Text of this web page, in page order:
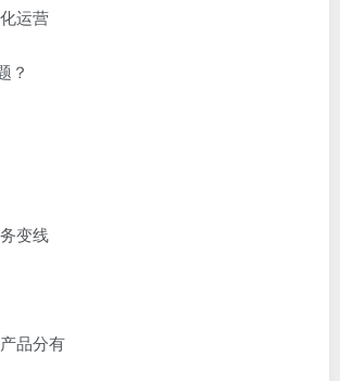
运营
？
变线
品分有